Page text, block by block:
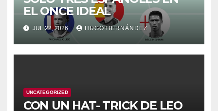
EL ONCE IDEAL
JUL 22, 2026 HUGO HERNÁNDEZ
UNCATEGORIZED
CON UN HAT- TRICK DE LEO